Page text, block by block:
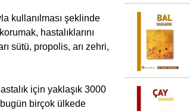
kullanılması şeklinde
hastalıklarını
sütü, propolis, arı zehri,
için yaklaşık 3000
birçok ülkede